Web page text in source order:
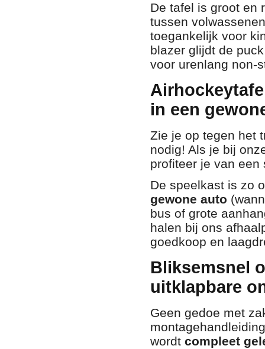
De tafel is groot en
tussen
toegankelijk voor
blazer glijdt de
voor urenlang non-
in een
Zie je op tegen het
nodig! Als je bij
profiteer je van
De speelkast is zo
gewone auto
bus of grote
halen bij ons
goedkoop en
Bliksemsnel
uitklapbare
Geen gedoe met
wordt compleet